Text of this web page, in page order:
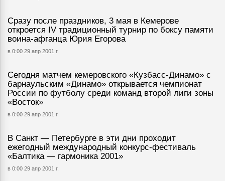
Сразу после праздников, 3 мая в Кемерове
откроется IV традиционный турнир по боксу памяти
воина-афганца Юрия Егорова
в 0:00 29 апр 2001 г.
Сегодня матчем кемеровского «Кузбасс-Динамо» с
барнаульским «Динамо» открывается чемпионат
России по футболу среди команд второй лиги зоны
«Восток»
в 0:00 29 апр 2001 г.
В Санкт — Петербурге в эти дни проходит
ежегодный международный конкурс-фестиваль
«Балтика — гармоника 2001»
в 0:00 29 апр 2001 г.